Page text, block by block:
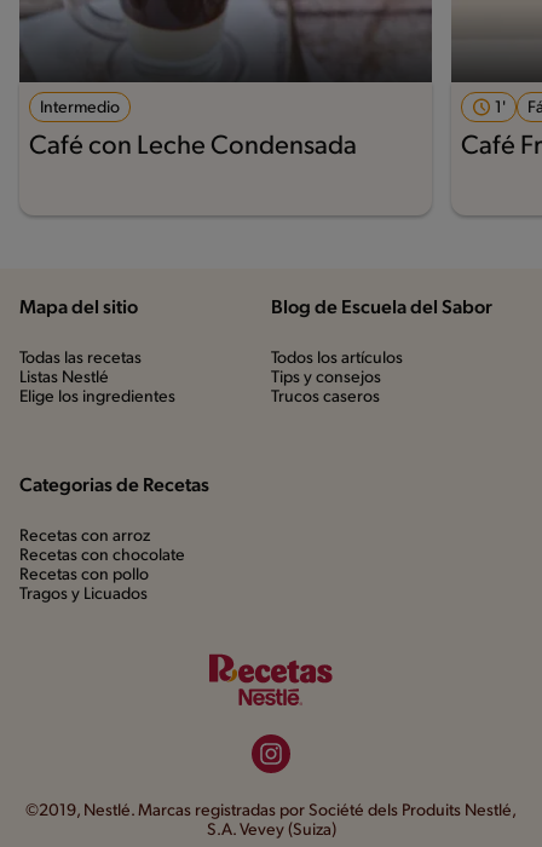
Intermedio
Café con Leche Condensada
1'
Café
Mapa del sitio
Todas las recetas
Listas Nestlé
Elige los ingredientes
Blog de Escuela del Sabor
Todos los artículos
Tips y consejos
Trucos caseros
Categorias de Recetas
Recetas con arroz
Recetas con chocolate
Recetas con pollo
Tragos y Licuados
©2019, Nestlé. Marcas registradas por Société dels Produits Nestlé,
S.A. Vevey (Suiza)